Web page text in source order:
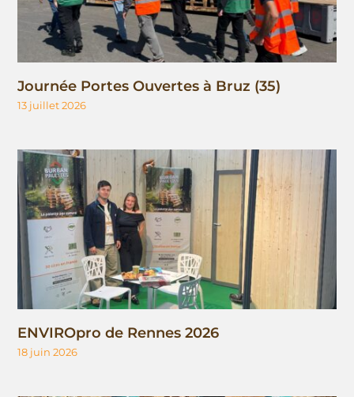
Journée Portes Ouvertes à Bruz (35)
13 juillet 2026
ENVIROpro de Rennes 2026
18 juin 2026